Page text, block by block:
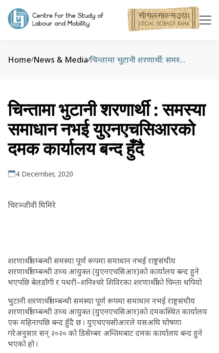
Home/News & Media/ चिन्तामा भुटानी शरणार्थी : समस्या समाधान नभई युएनएचसिआरको दमक कार्यालय बन्द हुँदै
चिन्तामा भुटानी शरणार्थी : समस्या
समाधान नभई युएनएचसिआरको
दमक कार्यालय बन्द हुँदै
4 December, 2020
चिरञ्जीवी घिमिरे
शरणार्थीसम्बन्धी समस्या पूर्ण रूपमा समाधान नभई राष्ट्रसंघीय
शरणार्थीसम्बन्धी उच्च आयुक्त (युएनएचसिआर)को कार्यालय बन्द हुने
भएपछि बेलडाँगी र पथरी–शनिश्चरे शिविरका शरणार्थीको चिन्ता थपियो
भुटानी शरणार्थीसम्बन्धी समस्या पूर्ण रूपमा समाधान नभई राष्ट्रसंघीय
शरणार्थीसम्बन्धी उच्च आयुक्त (युएनएचसिआर)को दमकस्थित कार्यालय
एक महिनापछि बन्द हुँदै छ । युएचएचसीआरले यसअघि घोषणा
गरेअनुसार सन् २०२० को डिसेम्बर अन्तिमबाट दमक कार्यालय बन्द हुने
भएको हो ।